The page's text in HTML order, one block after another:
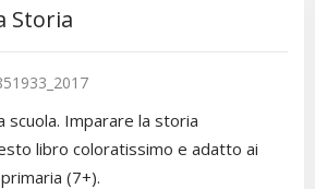
Storia
scuola. Imparare la storia
libro coloratissimo e adatto ai
(7+).